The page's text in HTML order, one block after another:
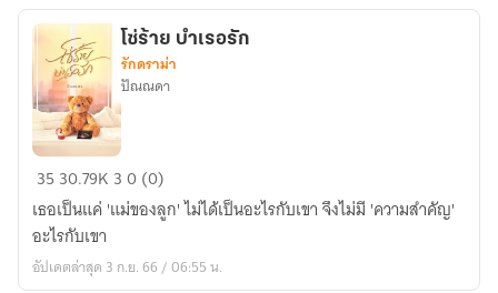
โซ่
บำเรอ
รัก
โซ่ร้าย บำเรอรัก
รักดราม่า
ปัณณดา
35 30.79K 30 (0)
เธอเป็นแค่ 'แม่ของลูก' ไม่ได้เป็นอะไรกับเขา จึงไม่มี 'ความสำคัญ'
อะไรกับเขา
อัปเดตล่าสุด 3 ก.ย. 66 / 06:55 น.